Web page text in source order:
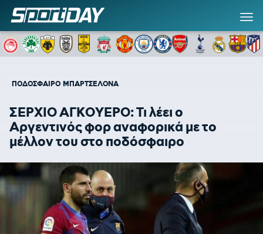
ΠΟΔΟΣΦΑΙΡΟ ΜΠΑΡΤΣΕΛΟΝΑ
ΣΕΡΧΙΟ ΑΓΚΟΥΕΡΟ: Τι λέει ο
Αργεντινός φορ αναφορικά με το
μέλλον του στο ποδόσφαιρο